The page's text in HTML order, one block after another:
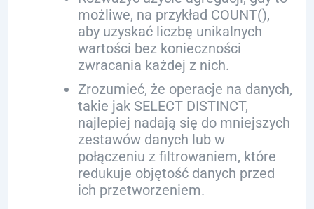
możliwe, na przykład COUNT(),
aby uzyskać liczbę unikalnych
wartości bez konieczności
zwracania każdej z nich.
Zrozumieć, że operacje na danych,
takie jak SELECT DISTINCT,
najlepiej nadają się do mniejszych
zestawów danych lub w
połączeniu z filtrowaniem, które
redukuje objętość danych przed
ich przetworzeniem.